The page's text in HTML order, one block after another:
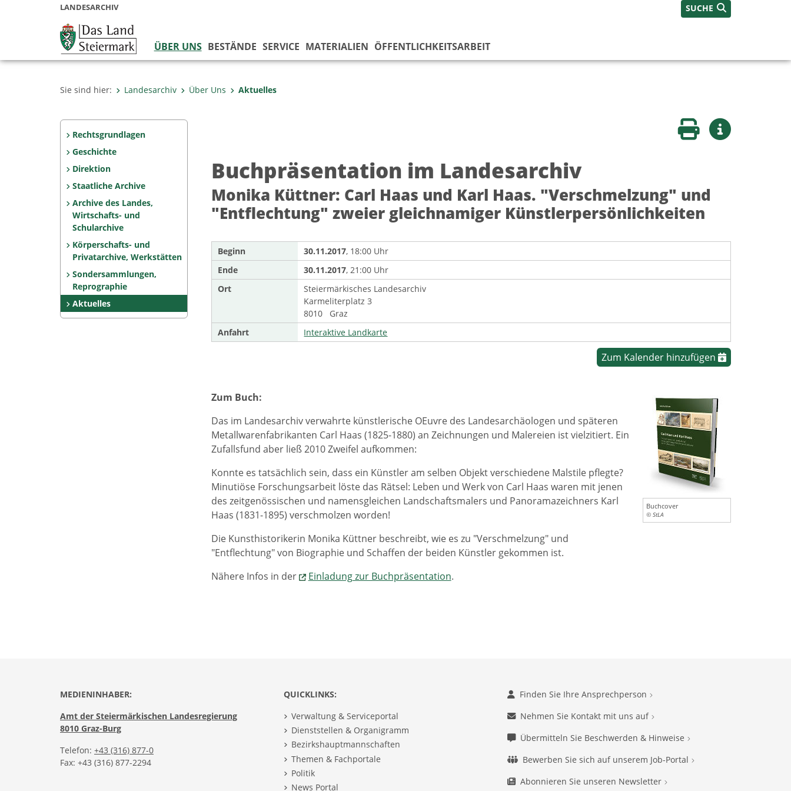
LANDESARCHIV SUCHE
ÜBER UNS BESTÄNDE SERVICE MATERIALIEN ÖFFENTLICHKEITSARBEIT
Sie sind hier: Landesarchiv Über Uns Aktuelles
Rechtsgrundlagen
Geschichte
Direktion
Staatliche Archive
Archive des Landes,
Wirtschafts- und
Schularchive
Körperschafts- und
Privatarchive, Werkstätten
Sondersammlungen,
Reprographie
Aktuelles
Seite druckenWeitere Infos
Buchpräsentation im Landesarchiv
Monika Küttner: Carl Haas und Karl Haas. "Verschmelzung" und
"Entflechtung" zweier gleichnamiger Künstlerpersönlichkeiten
Beginn 30.11.2017, 18:00 Uhr
Ende
30.11.2017, 21:00 Uhr
Ort
Steiermärkisches Landesarchiv
Karmeliterplatz 3
8010 Graz
Anfahrt
Interaktive Landkarte
Zum Kalender hinzufügen
Buchcover
© StLA
Zum Buch:
Das im Landesarchiv verwahrte künstlerische OEuvre des Landesarchäologen und späteren
Metallwarenfabrikanten Carl Haas (1825-1880) an Zeichnungen und Malereien ist vielzitiert. Ein
Zufallsfund aber ließ 2010 Zweifel aufkommen:
Konnte es tatsächlich sein, dass ein Künstler am selben Objekt verschiedene Malstile pflegte?
Minutiöse Forschungsarbeit löste das Rätsel: Leben und Werk von Carl Haas waren mit jenen
des zeitgenössischen und namensgleichen Landschaftsmalers und Panoramazeichners Karl
Haas (1831-1895) verschmolzen worden!
Die Kunsthistorikerin Monika Küttner beschreibt, wie es zu "Verschmelzung" und
"Entflechtung" von Biographie und Schaffen der beiden Künstler gekommen ist.
Nähere Infos in der
Einladung zur Buchpräsentation.
MEDIENINHABER:
Amt der Steiermärkischen Landesregierung
8010 Graz-Burg
Telefon: +43 (316) 877-0
Fax: +43 (316) 877-2294
QUICKLINKS:
Verwaltung & Serviceportal
Dienststellen & Organigramm
Bezirkshauptmannschaften
Themen & Fachportale
Politik
News Portal
Finden Sie Ihre Ansprechperson
Nehmen Sie Kontakt mit uns auf
Übermitteln Sie Beschwerden & Hinweise
Bewerben Sie sich auf unserem Job-Portal
Abonnieren Sie unseren Newsletter